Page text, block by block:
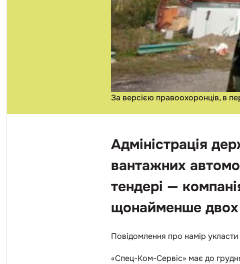
За версією правоохоронців, в
Адміністрація
вантажних
тендері —
щонайменше двох
Повідомлення про намір
«Спец-Ком-Сервіс» має до